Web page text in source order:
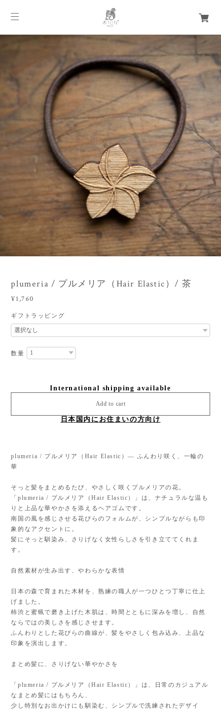
4/5
plumeria / プルメリア（Hair Elastic）/ 茶
¥1,760
ギフトラッピング
数量
International shipping available
Add to cart
日本国内にお住まいの方向け
plumeria / プルメリア（Hair Elastic）— ふんわり咲く、一輪の
華
そっと髪をまとめるたび、やさしく咲くプルメリアの花。
「plumeria / プルメリア（Hair Elastic）」は、ナチュラルな温も
りと上品な華やかさを添えるヘアゴムです。
南国の風を感じさせる花びらのフォルムが、シンプルながらも印
象的なアクセントに。
髪にそっと馴染み、さりげなく女性らしさを引き立ててくれま
す。
自然素材が生み出す、やわらかな表情
日本の森で育まれた木材を、熟練の職人が一つひとつ丁寧に仕上
げました。
柿渋と蜜蝋で磨き上げた木肌は、時間とともに深みを増し、自然
ならではの美しさを感じさせます。
ふんわりとした花びらの曲線が、髪をやさしく包み込み、上品な
印象を演出します。
まとめ髪に、さりげない華やかさを
「plumeria / プルメリア（Hair Elastic）」は、日常のカジュアル
なまとめ髪にはもちろん、
少し特別なお出かけにも馴染む、シンプルで洗練されたデザイ